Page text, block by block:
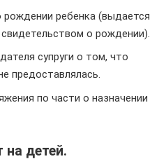
рождении ребенка (выдается
о рождении).
супруги о том, что
предоставлялась.
по части о назначении
детей.